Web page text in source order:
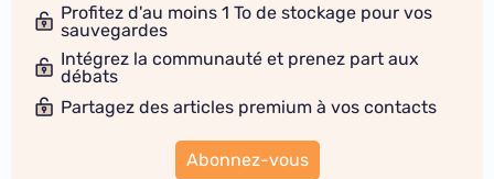
Profitez d'au moins 1 To de stockage pour vos
sauvegardes
Intégrez la communauté et prenez part aux
débats
Partagez des articles premium à vos contacts
Abonnez-vous